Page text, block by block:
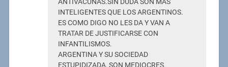
INTELIGENTES QUE LOS ARGENTINOS.
ES COMO DIGO NO LES DA Y VAN A
TRATAR DE JUSTIFICARSE CON
INFANTILISMOS.
ARGENTINA Y SU SOCIEDAD
ESTUPIDIZADA, SON MEDIOCRES.